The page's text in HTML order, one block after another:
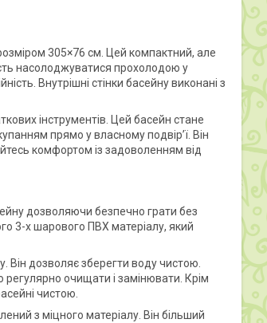
305×76 см. Цей компактний, але
насолоджуватися прохолодою у
Внутрішні стінки басейну виконані з
інструментів. Цей басейн стане
прямо у власному подвір’ї. Він
комфортом із задоволенням від
дозволяючи безпечно грати без
3-х шарового ПВХ матеріалу, який
дозволяє зберегти воду чистою.
регулярно очищати і замінювати. Крім
чистою.
з міцного матеріалу. Він більший